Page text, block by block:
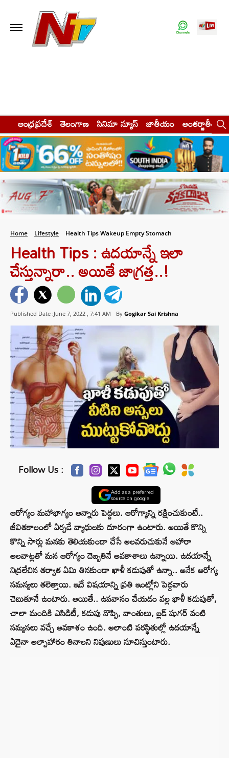
ఆంధ్రప్రదేశ్ తెలంగాణ సినిమా న్యూస్ జాతీయం అంతర్జాతీయం
Home Lifestyle Health Tips Wakeup Empty Stomach
Health Tips : ఉదయాన్నే ఇలా
చేస్తున్నారా.. అయితే జాగ్రత్త..!
Published Date :June 7, 2022 , 7:41 AM By Gogikar Sai Krishna
Follow Us :
Add as a preferred
source on google
ఆరోగ్యం మహాభాగ్యం అన్నారు పెద్దలు. ఆరోగ్యాన్ని రక్షించుకుంటే..
జీవితకాలంలో ఏర్పడే వ్యాధులకు దూరంగా ఉంటారు. అయితే కొన్ని
కొన్ని సార్లు మనకు తెలియకుండా చేసే అలవరుచుకునే ఆహారా
అలవాట్లతో మన ఆరోగ్యం దెబ్బతినే అవకాశాలు ఉన్నాయి. ఉదయాన్నే
నిద్రలేచిన తర్వాత ఏమి తినకుండా ఖాళీ కడుపుతో ఉన్నా.. అనేక ఆరోగ్య
సమస్యలు తలెత్తాయి. ఇదే విషయాన్ని ప్రతి ఇంట్లోని పెద్దవారు
చెబుతూనే ఉంటారు. అయితే.. ఉపవాసం చేయడం వల్ల ఖాళీ కడుపుతో,
చాలా మందికి ఎసిడిటీ, కడుపు నొప్పి, వాంతులు, బ్లడ్ షుగర్ వంటి
సమ్యసలు వచ్చే అవకాశం ఉంది. అలాంటి పరస్థితుల్లో ఉదయాన్నే
ఏదైనా అల్పాహారం తినాలని నిపుణులు సూచిస్తుంటారు.